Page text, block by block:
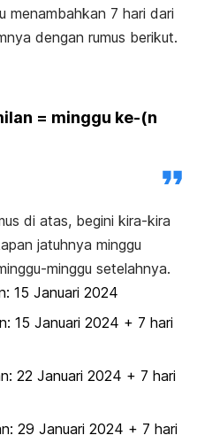
menambahkan 7 hari dari
dengan rumus berikut.
= minggu ke-(n
di atas, begini kira-kira
jatuhnya minggu
minggu setelahnya.
15 Januari 2024
15 Januari 2024 + 7 hari
22 Januari 2024 + 7 hari
29 Januari 2024 + 7 hari